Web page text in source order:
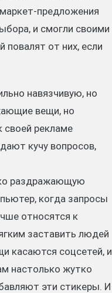
предложения
и смогли своими
от них, если
навязчивую, но
вещи, но
своей рекламе
кучу вопросов,
раздражающую
когда запросы
относятся к
заставить людей
касаются соцсетей, и
настолько жутко
эти стикеры. И